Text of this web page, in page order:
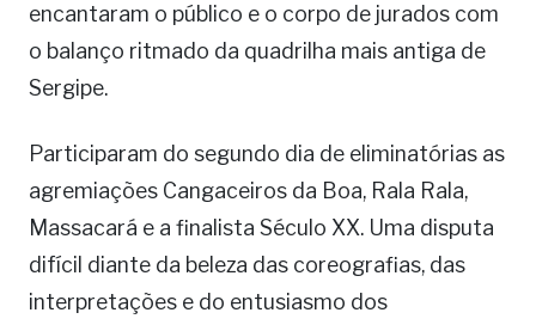
encantaram o público e o corpo de jurados com
o balanço ritmado da quadrilha mais antiga de
Sergipe.
Participaram do segundo dia de eliminatórias as
agremiações Cangaceiros da Boa, Rala Rala,
Massacará e a finalista Século XX. Uma disputa
difícil diante da beleza das coreografias, das
interpretações e do entusiasmo dos